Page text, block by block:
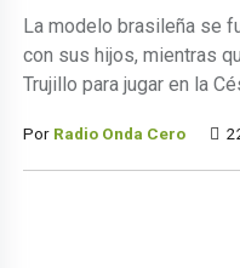
La modelo brasileña se
con sus hijos, mientras
Trujillo para jugar en la
Por Radio Onda Cero